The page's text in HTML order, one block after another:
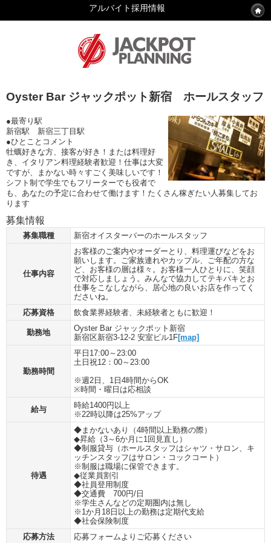
アルバイト採用情報
Oyster Bar ジャックポット新宿 ホールスタッフ
●最寄り駅
新宿駅 新宿三丁目駅
●ひとことコメント
牡蠣好きな方、接客が好き！または料理好
き、イタリアン料理経験者歓迎！仕事は大変
ですが、まかない時々すごく美味しいです！
シフト制で学生でもフリーターでも役者で
も、あなたの予定に合わせて働けます！たくさん稼ぎたい人募集してお
ります
募集情報
募集職種 新宿オイスターバーのホールスタッフ
仕事内容
お客様のご案内やオーダーとり、料理運びなどをお
願いします。ご家族連れやカップル、ご年配の方な
ど、お客様の層は様々。お客様一人ひとりに、笑顔
で対応しましょう。みんなで協力してテキパキとお
仕事をこなしながら、居心地の良いお店を作ってく
ださいね。
応募資格
飲食業界経験者、未経験者ともに歓迎！
勤務地
Oyster Bar ジャックポット新宿
新宿区新宿3-12-2 安室ビル1F[map]
勤務時間
平日17:00～23:00
土日祝12：00～23:00
※週2日、1日4時間からOK
※時間・曜日は応相談
給与
時給1400円以上
※22時以降は25%アップ
待遇
◆まかないあり（4時間以上勤務の際）
◆昇給（3～6か月に1回見直し）
◆制服貸与（ホールスタッフはシャツ・サロン、キ
ッチンスタッフはサロン・コックコート）
※制服は職場に保管できます。
◆従業員割引
◆社員登用制度
◆交通費 700円/日
※学生さんなどの定期圏内は無し
※1か月18日以上の勤務は定期代支給
◆社会保険制度
応募方法
応募フォームよりご応募ください